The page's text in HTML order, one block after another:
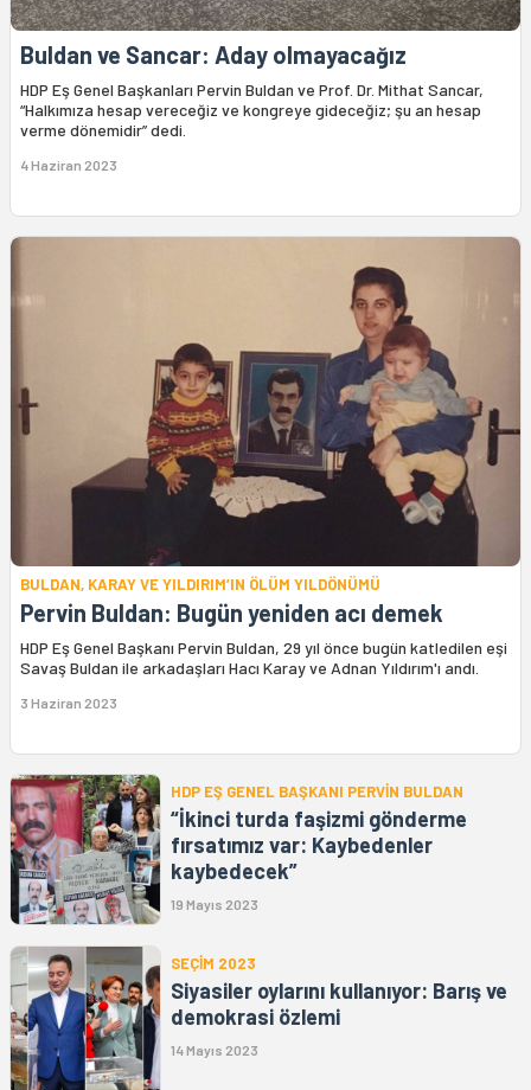
Buldan ve Sancar: Aday olmayacağız
HDP Eş Genel Başkanları Pervin Buldan ve Prof. Dr. Mithat Sancar,
“Halkımıza hesap vereceğiz ve kongreye gideceğiz; şu an hesap
verme dönemidir” dedi.
4 Haziran 2023
BULDAN, KARAY VE YILDIRIM’IN ÖLÜM YILDÖNÜMÜ
Pervin Buldan: Bugün yeniden acı demek
HDP Eş Genel Başkanı Pervin Buldan, 29 yıl önce bugün katledilen eşi
Savaş Buldan ile arkadaşları Hacı Karay ve Adnan Yıldırım'ı andı.
3 Haziran 2023
HDP EŞ GENEL BAŞKANI PERVİN BULDAN
“İkinci turda faşizmi gönderme
fırsatımız var: Kaybedenler
kaybedecek”
19 Mayıs 2023
SEÇİM 2023
Siyasiler oylarını kullanıyor: Barış ve
demokrasi özlemi
14 Mayıs 2023